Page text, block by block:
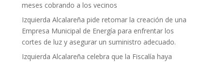
meses cobrando a los vecinos
Izquierda Alcalareña pide retomar la creación de una
Empresa Municipal de Energía para enfrentar los
cortes de luz y asegurar un suministro adecuado.
Izquierda Alcalareña celebra que la Fiscalía haya